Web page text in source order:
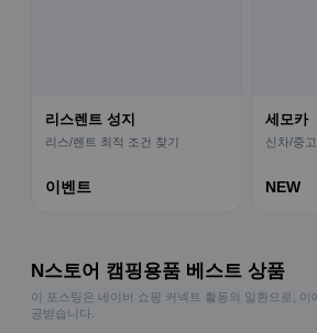
리스렌트 성지
리스/렌트 최적 조건 찾기
이벤트
세모카
신차/중
NEW
N스토어 캠핑용품 베스트 상품
이 포스팅은 네이버 쇼핑 커넥트 활동의 일환으로, 이
공받습니다.